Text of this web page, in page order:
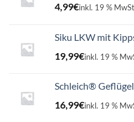
4,99€inkl. 19 %
Siku LKW mit
19,99€inkl. 19 %
Schleich®
16,99€inkl. 19 %